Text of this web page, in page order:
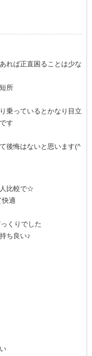
れば正直困ることは少な
所
乗っているとかなり目立
す
後悔はないと思います(^
比較で☆
快適
くりでした
ち良い♪